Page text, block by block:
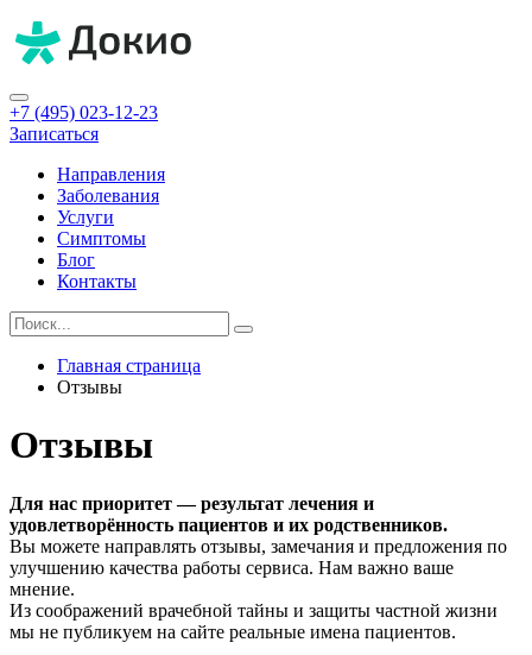
+7 (495) 023-12-23
Записаться
Направления
Заболевания
Услуги
Симптомы
Блог
Контакты
Главная страница
Отзывы
Отзывы
Для нас приоритет — результат лечения и
удовлетворённость пациентов и их родственников.
Вы можете направлять отзывы, замечания и предложения по
улучшению качества работы сервиса. Нам важно ваше
мнение.
Из соображений врачебной тайны и защиты частной жизни
мы не публикуем на сайте реальные имена пациентов.